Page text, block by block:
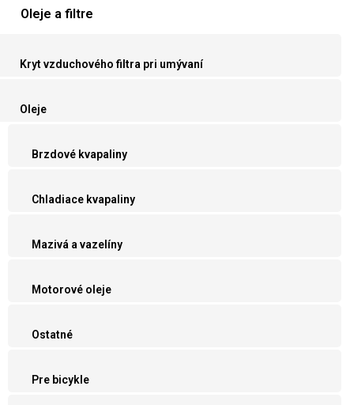
Oleje a filtre
Kryt vzduchového filtra pri umývaní
Oleje
Brzdové kvapaliny
Chladiace kvapaliny
Mazivá a vazelíny
Motorové oleje
Ostatné
Pre bicykle